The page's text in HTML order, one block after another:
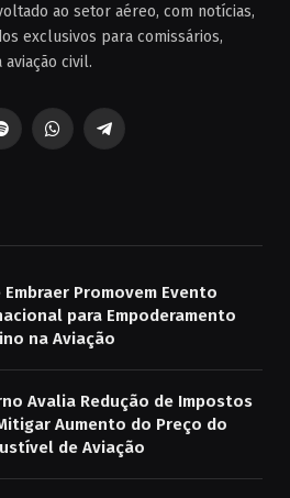
ao setor aéreo, com notícias,
exclusivos para comissários,
civil.
SpotifyWhatsAppTelegrama
Embraer Promovem Evento
para Empoderamento
na Aviação
Avalia Redução de Impostos
Aumento do Preço do
de Aviação